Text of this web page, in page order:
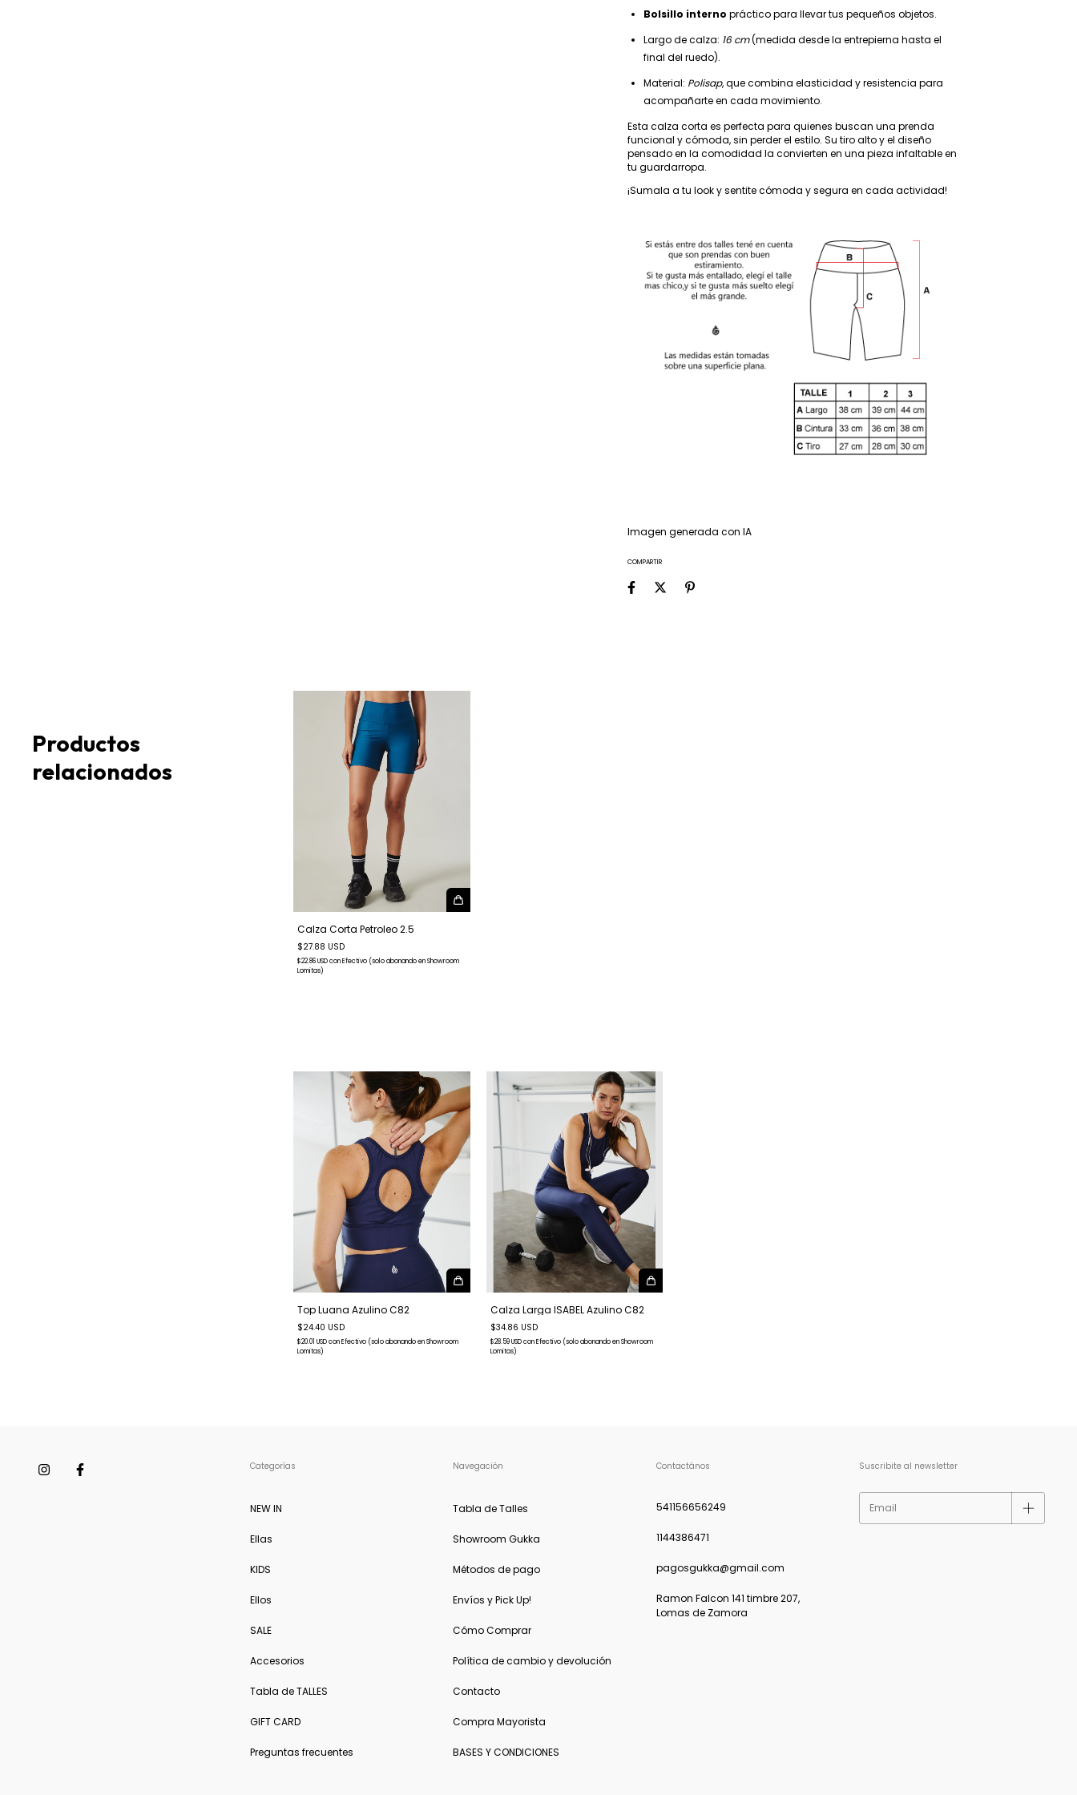
Bolsillo interno práctico para llevar tus pequeños objetos.
Largo de calza: 16 cm(medida desde la entrepierna hasta el
final del ruedo).
Material: Polisap, que combina elasticidad y resistencia para
acompañarte en cada movimiento.
Esta calza corta es perfecta para quienes buscan una prenda
funcional y cómoda, sin perder el estilo. Su tiro alto y el diseño
pensado en la comodidad la convierten en una pieza infaltable en
tu guardarropa.
¡Sumala a tu look y sentite cómoda y segura en cada actividad!
Imagen generada con IA
COMPARTIR
Productos
relacionados
Calza Corta Petroleo 2.5
$27.88 USD
$22.86 USDconEfectivo (solo abonando en Showroom
Lomitas)
Top Luana Azulino C82
$24.40 USD
$20.01 USDconEfectivo (solo abonando en Showroom
Lomitas)
Calza Larga ISABEL Azulino C82
$34.86 USD
$28.59 USDcon Efectivo (solo abonando en Showroom
Lomitas)
Categorías
NEW IN
Ellas
KIDS
Ellos
SALE
Accesorios
Tabla de TALLES
GIFT CARD
Preguntas frecuentes
Navegación
Tabla de Talles
Showroom Gukka
Métodos de pago
Envíos y Pick Up!
Cómo Comprar
Política de cambio y devolución
Contacto
Compra Mayorista
BASES Y CONDICIONES
Contactános
541156656249
1144386471
pagosgukka@gmail.com
Ramon Falcon 141 timbre 207,
Lomas de Zamora
Suscribite al newsletter